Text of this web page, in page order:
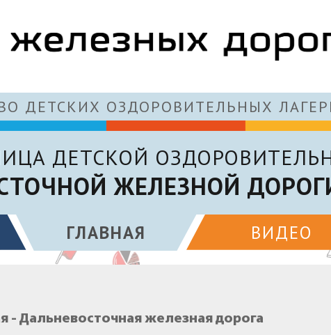
ДЕТСКИХ ОЗДОРОВИТЕЛЬНЫХ
ДЕТСКОЙ
ЖЕЛЕЗНОЙ
ГЛАВНАЯ ВИДЕО
- Дальневосточная железная дорога